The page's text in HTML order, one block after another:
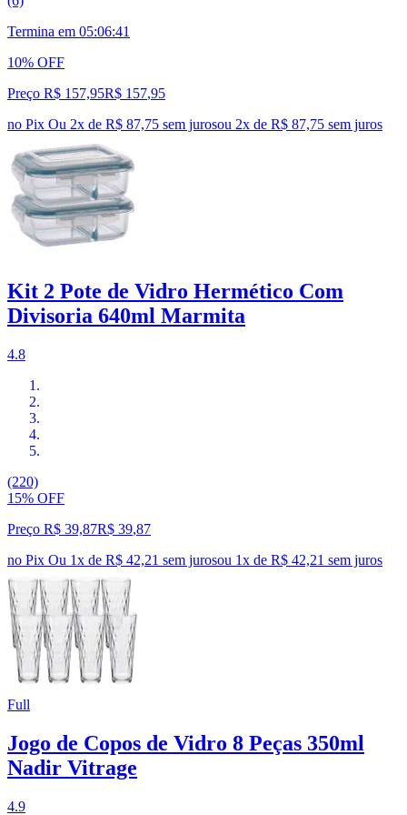
Termina em 05:06:40
10% OFF
Preço R$ 157,95R$ 157,95
no Pix Ou 2x de R$ 87,75 sem jurosou 2x de R$ 87,75 sem juros
Kit 2 Pote de Vidro Hermético Com
Divisoria 640ml Marmita
4.8
(220)
15% OFF
Preço R$ 39,87R$ 39,87
no Pix Ou 1x de R$ 42,21 sem jurosou 1x de R$ 42,21 sem juros
Full
Jogo de Copos de Vidro 8 Peças 350ml
Nadir Vitrage
4.9